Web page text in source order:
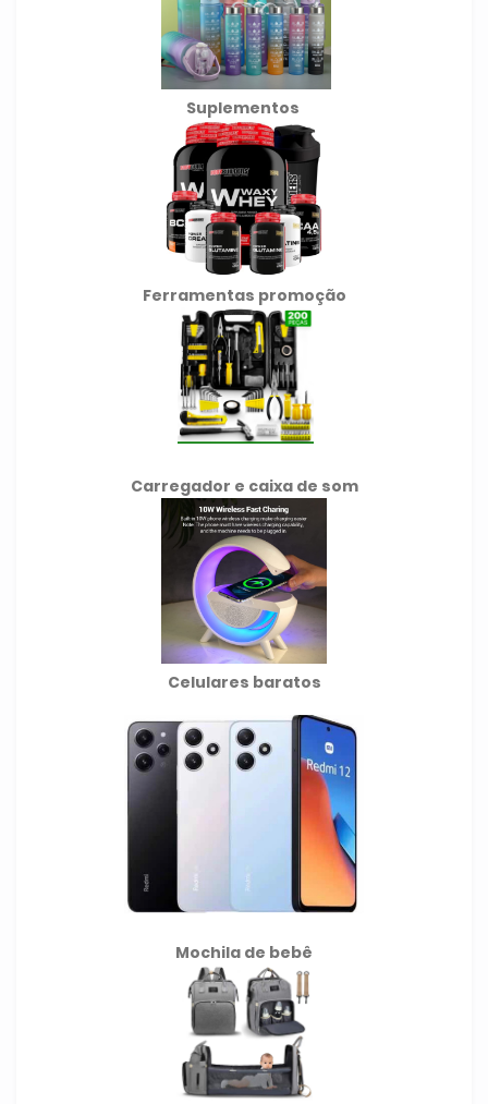
Suplementos
Ferramentas promoção
Carregador e caixa de som
Celulares baratos
Mochila de bebê